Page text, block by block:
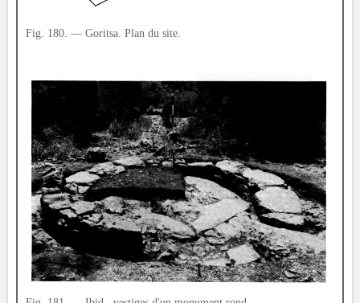
Fig. 180. — Goritsa. Plan du site.